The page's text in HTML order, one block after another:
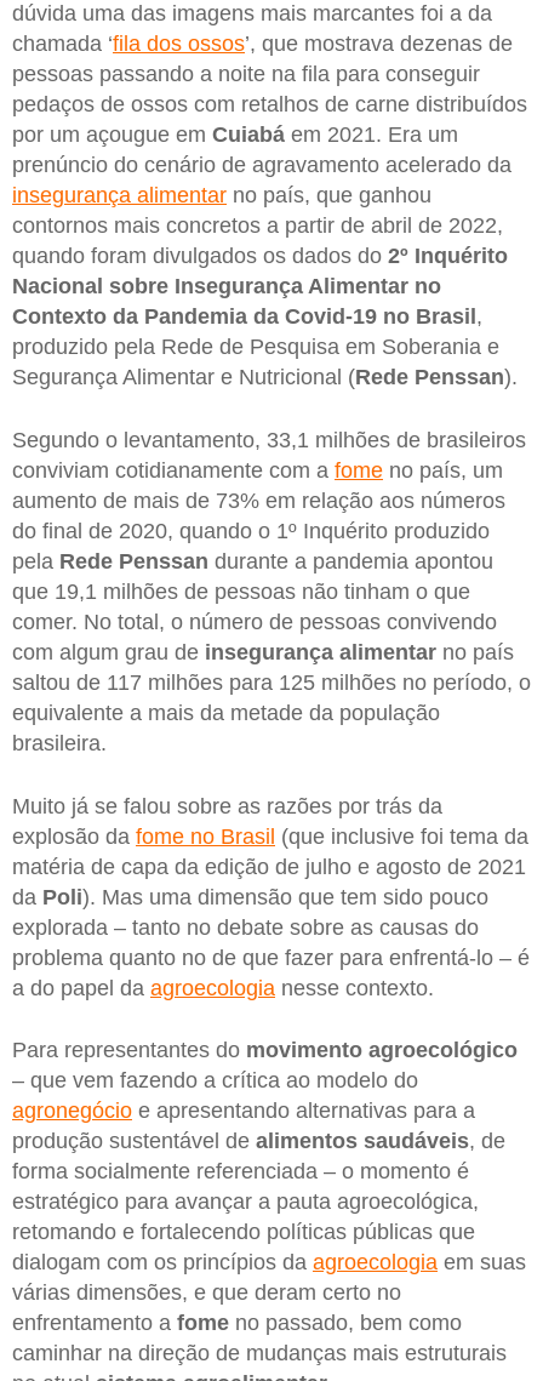
dúvida uma das imagens mais marcantes foi a da
chamada ‘fila dos ossos’, que mostrava dezenas de
pessoas passando a noite na fila para conseguir
pedaços de ossos com retalhos de carne distribuídos
por um açougue em Cuiabá em 2021. Era um
prenúncio do cenário de agravamento acelerado da
insegurança alimentar no país, que ganhou
contornos mais concretos a partir de abril de 2022,
quando foram divulgados os dados do 2º Inquérito
Nacional sobre Insegurança Alimentar no
Contexto da Pandemia da Covid-19 no Brasil ,
produzido pela Rede de Pesquisa em Soberania e
Segurança Alimentar e Nutricional (Rede Penssan).
Segundo o levantamento, 33,1 milhões de brasileiros
conviviam cotidianamente com a fome no país, um
aumento de mais de 73% em relação aos números
do final de 2020, quando o 1º Inquérito produzido
pela Rede Penssan durante a pandemia apontou
que 19,1 milhões de pessoas não tinham o que
comer. No total, o número de pessoas convivendo
com algum grau de insegurança alimentar no país
saltou de 117 milhões para 125 milhões no período, o
equivalente a mais da metade da população
brasileira.
Muito já se falou sobre as razões por trás da
explosão da fome no Brasil (que inclusive foi tema da
matéria de capa da edição de julho e agosto de 2021
da Poli). Mas uma dimensão que tem sido pouco
explorada – tanto no debate sobre as causas do
problema quanto no de que fazer para enfrentá-lo – é
a do papel da agroecologia nesse contexto.
Para representantes do movimento agroecológico
– que vem fazendo a crítica ao modelo do
agronegócio e apresentando alternativas para a
produção sustentável de alimentos saudáveis, de
forma socialmente referenciada – o momento é
estratégico para avançar a pauta agroecológica,
retomando e fortalecendo políticas públicas que
dialogam com os princípios da agroecologia em suas
várias dimensões, e que deram certo no
enfrentamento a fome no passado, bem como
caminhar na direção de mudanças mais estruturais